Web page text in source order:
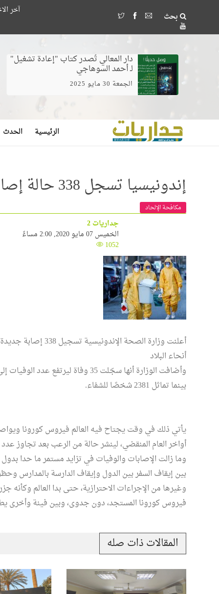
بحث
جمعية الصداقة
دار المعالي تُصدر كتاب "إعادة تشغيل"
لـ أحمد السوهاجي
الجمعة 30 مايو 2025
الرئيسية الحدث
إندونيسيا تسجل 338 حالة إصابة جديدة بكورونا
مكافحة الإلحاد
جداريات 2
الخميس 07 مايو 2020, 2:00 مساءً
1052
أنحاء البلاد
بينما تماثل 2381 شخصًا للشفاء.
يأتي ذلك في وقت يجتاح فيه العالم فيروس كورونا
وما زالت الإصابات والوفيات في تزايد مستمر ما حدا
بين إيقاف السفر بين الدول وإيقاف الدارسة بالمدارس
وغيرها من الإجراءات الاحترازية، حتى بدا العالم
فيروس كورونا المستجد، دون جدوى، وبين فينة وأخرى
المقالات ذات صله